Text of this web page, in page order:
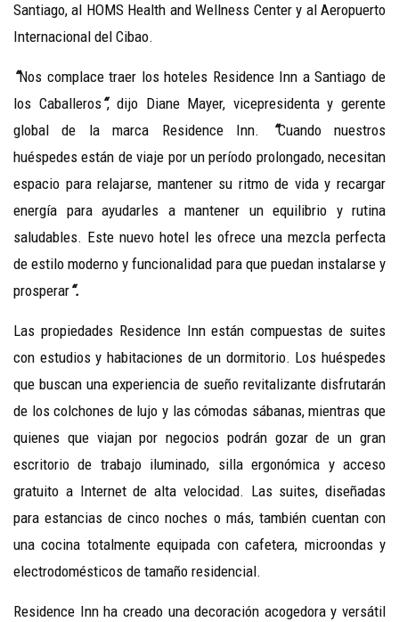
Santiago, al HOMS Health and Wellness Center y al Aeropuerto
Internacional del Cibao.
“Nos complace traer los hoteles Residence Inn a Santiago de
los Caballeros“, dijo Diane Mayer, vicepresidenta y gerente
global de la marca Residence Inn.
“Cuando nuestros
huéspedes están de viaje por un período prolongado, necesitan
espacio para relajarse, mantener su ritmo de vida y recargar
energía para ayudarles a mantener un equilibrio y rutina
saludables. Este nuevo hotel les ofrece una mezcla perfecta
de estilo moderno y funcionalidad para que puedan instalarse y
prosperar“.
Las propiedades Residence Inn están compuestas de suites
con estudios y habitaciones de un dormitorio. Los huéspedes
que buscan una experiencia de sueño revitalizante disfrutarán
de los colchones de lujo y las cómodas sábanas, mientras que
quienes que viajan por negocios podrán gozar de un gran
escritorio de trabajo iluminado, silla ergonómica y acceso
gratuito a Internet de alta velocidad. Las suites, diseñadas
para estancias de cinco noches o más, también cuentan con
una cocina totalmente equipada con cafetera, microondas y
electrodomésticos de tamaño residencial.
Residence Inn ha creado una decoración acogedora y versátil